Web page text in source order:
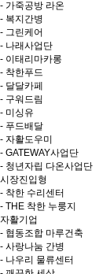
- 가죽공방 라온
- 복지간병
- 그린케어
- 나래사업단
- 이태리마카롱
- 착한푸드
- 달달카페
- 구워드림
- 미싱유
- 푸드배달
- 자활도우미
- GATEWAY사업단
- 청년자립 다온사업단
시장진입형
- 착한 수리센터
- THE 착한 누룽지
자활기업
- 협동조합 마루건축
- 사랑나눔 간병
- 나우리 물류센터